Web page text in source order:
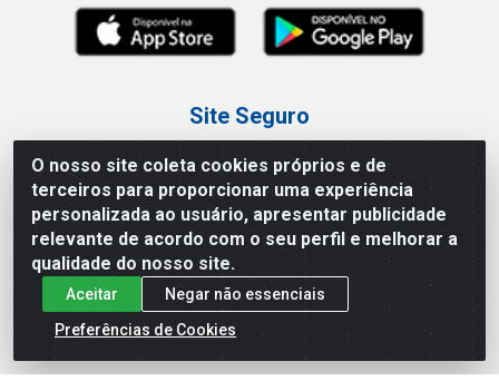
O nosso site coleta cookies próprios e de
terceiros para proporcionar uma experiência
personalizada ao usuário, apresentar publicidade
relevante de acordo com o seu perfil e melhorar a
qualidade do nosso site.
Aceitar
Negar não essenciais
Preferências de Cookies
Site Seguro
Loja / Showroom
Tel.: (11) 3227-0546
Av Vautier, 587/597 - Pari - São Paulo/SP